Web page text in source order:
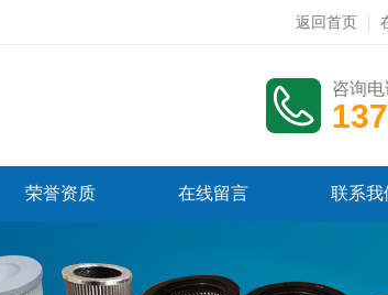
返回首页
咨询
荣誉资质 在线留言 联系我